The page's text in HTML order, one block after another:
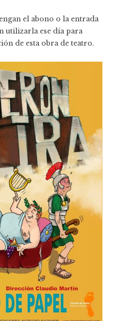
el abono o la entrada
utilizarla ese día para
de esta obra de teatro.